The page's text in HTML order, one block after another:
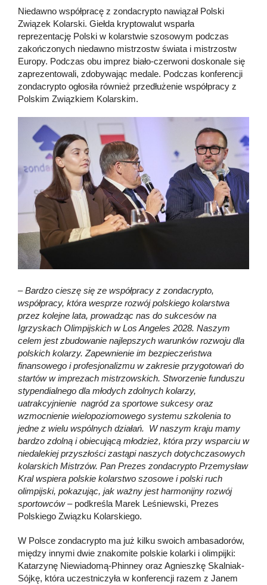
Niedawno współpracę z zondacrypto nawiązał Polski
Związek Kolarski. Giełda kryptowalut wsparła
reprezentację Polski w kolarstwie szosowym podczas
zakończonych niedawno mistrzostw świata i mistrzostw
Europy. Podczas obu imprez biało-czerwoni doskonale się
zaprezentowali, zdobywając medale. Podczas konferencji
zondacrypto ogłosiła również przedłużenie współpracy z
Polskim Związkiem Kolarskim.
– Bardzo cieszę się ze współpracy z zondacrypto,
współpracy, która wesprze rozwój polskiego kolarstwa
przez kolejne lata, prowadząc nas do sukcesów na
Igrzyskach Olimpijskich w Los Angeles 2028. Naszym
celem jest zbudowanie najlepszych warunków rozwoju dla
polskich kolarzy. Zapewnienie im bezpieczeństwa
finansowego i profesjonalizmu w zakresie przygotowań do
startów w imprezach mistrzowskich. Stworzenie funduszu
stypendialnego dla młodych zdolnych kolarzy,
uatrakcyjnienie nagród za sportowe sukcesy oraz
wzmocnienie wielopoziomowego systemu szkolenia to
jedne z wielu wspólnych działań. W naszym kraju mamy
bardzo zdolną i obiecującą młodzież, która przy wsparciu w
niedalekiej przyszłości zastąpi naszych dotychczasowych
kolarskich Mistrzów. Pan Prezes zondacrypto Przemysław
Kral wspiera polskie kolarstwo szosowe i polski ruch
olimpijski, pokazując, jak ważny jest harmonijny rozwój
sportowców – podkreśla Marek Leśniewski, Prezes
Polskiego Związku Kolarskiego.
W Polsce zondacrypto ma już kilku swoich ambasadorów,
między innymi dwie znakomite polskie kolarki i olimpijki:
Katarzynę Niewiadomą-Phinney oraz Agnieszkę Skalniak-
Sójkę, która uczestniczyła w konferencji razem z Janem